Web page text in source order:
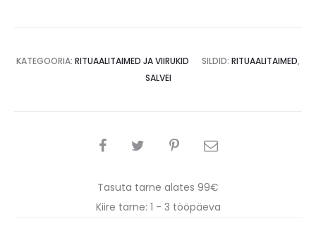
KATEGOORIA: RITUAALITAIMED JA VIIRUKID SILDID: RITUAALITAIMED,
SALVEI
SHARE
Tasuta tarne alates 99€
Kiire tarne: 1 - 3 tööpäeva